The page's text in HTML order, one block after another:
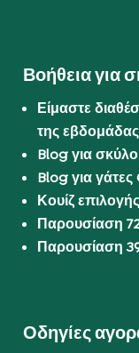
Βοήθεια για
Είμαστε
της εβδομάδας
Blog για
Blog για
Κουίζ
Παρουσίαση
Παρουσίαση
Οδηγίες